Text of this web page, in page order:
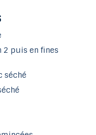
2 puis en fines
séché